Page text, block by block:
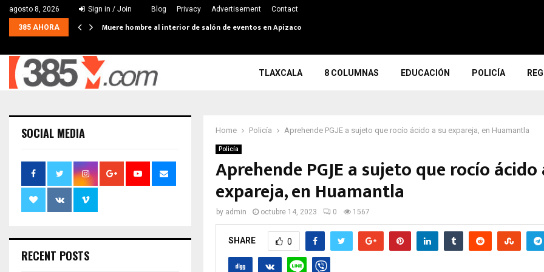
agosto 8, 2026 Sign in / Join Blog Privacy Advertisement Contact
385 AHORA Muere hombre al interior de salón de eventos en Apizaco
TLAXCALA 8 COLUMNAS EDUCACIÓN POLICÍA
Home Policía Aprehende PGJE a sujeto que rocío ácido a su expareja, en Huamantla
Policía
Aprehende PGJE a sujeto que rocío ácido
expareja, en Huamantla
by admin octubre 14, 2023 0 1567
SHARE 0
SOCIAL MEDIA
RECENT POSTS